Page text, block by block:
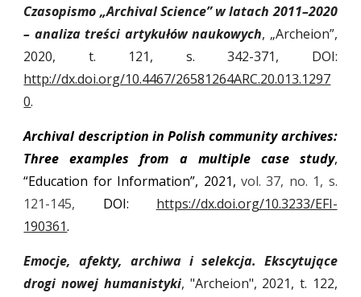
Czasopismo „Archival Science” w latach 2011–2020
– analiza treści artykułów naukowych, „Archeion”,
2020, t. 121, s. 342-371, DOI:
http://dx.doi.org/10.4467/26581264ARC.20.013.1297
0.
Archival description in Polish community archives:
Three examples from a multiple case study,
“Education for Information”, 2021, vol. 37, no. 1, s.
121-145, DOI: https://dx.doi.org/10.3233/EFI-
190361.
Emocje, afekty, archiwa i selekcja. Ekscytujące
drogi nowej humanistyki, "Archeion", 2021, t. 122,